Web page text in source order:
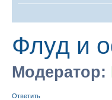
Флуд и
Модератор:
Ответить